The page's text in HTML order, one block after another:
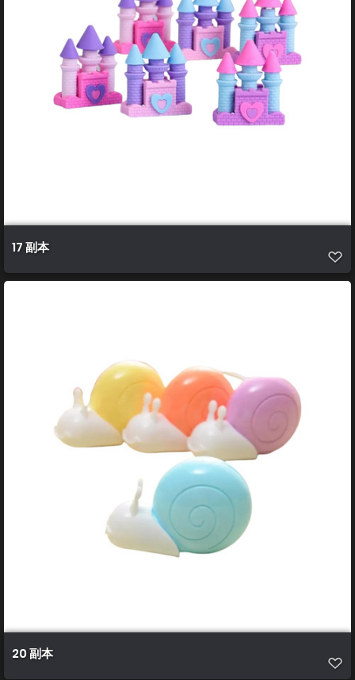
17 副本
20 副本